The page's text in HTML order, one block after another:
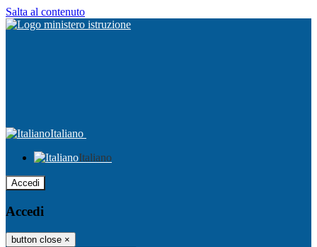
Salta al contenuto
Italiano
Italiano
Accedi
Accedi
button close ×